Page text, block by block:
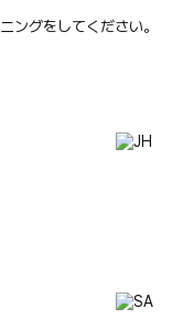
グをしてください。